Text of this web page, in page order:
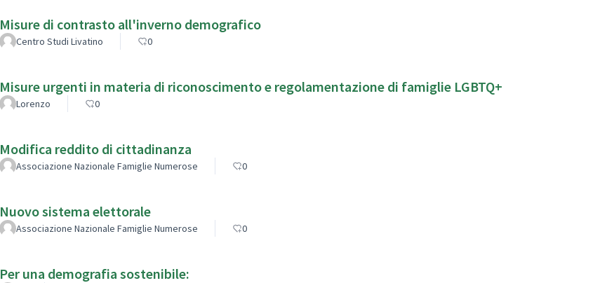
Misure di contrasto all'inverno demografico
Centro Studi Livatino 0
Misure urgenti in materia di riconoscimento e regolamentazione di famiglie LGBTQ+
Lorenzo 0
Modifica reddito di cittadinanza
Associazione Nazionale Famiglie Numerose 0
Nuovo sistema elettorale
Associazione Nazionale Famiglie Numerose 0
Per una demografia sostenibile: